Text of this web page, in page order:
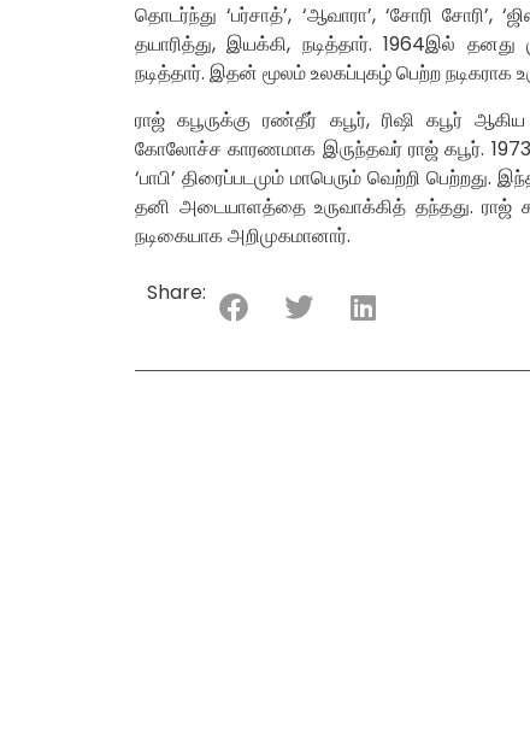
தொடர்ந்து ‘பர்சாத்’, ‘ஆவாரா’, ‘சோரி
தயாரித்து, இயக்கி, நடித்தார். 1964இல்
நடித்தார். இதன் மூலம் உலகப்புகழ் பெற்ற நடிகராக
ராஜ் கபூருக்கு ரண்தீர் கபூர், ரிஷி கபூர்
கோலோச்ச காரணமாக இருந்தவர் ராஜ் கபூர்.
‘பாபி’ திரைப்படமும் மாபெரும் வெற்றி பெற்றது.
தனி அடையாளத்தை உருவாக்கித் தந்தது. ராஜ்
நடிகையாக அறிமுகமானார்.
Share: